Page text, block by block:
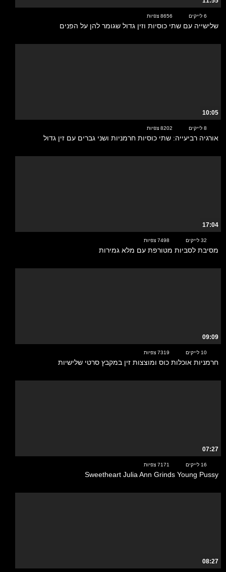
6 לייקים 8656 צפיות
שלישייה עם שתי כוסיות וזין גדול שגומר להן על הפנים
10:05
8 לייקים 8202 צפיות
אורגיה רביעייה: שתי כוסיות חרמניות ושני גברים עם זין גדול
17:04
32 לייקים 7498 צפיות
מסיבת לסביות מטורפת עם מלא גמירות
09:09
10 לייקים 7319 צפיות
חרמניות אוכלות כוס ומוצצות זין במקבץ סרטי שלישיות
07:27
16 לייקים 7171 צפיות
Sweetheart Julia Ann Grinds Young Pussy
08:27